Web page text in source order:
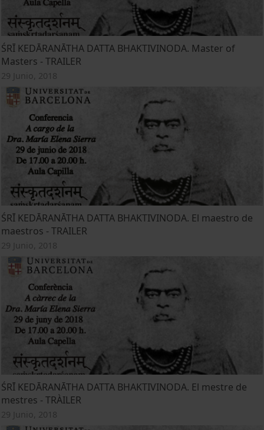
ŚRĪ KEDĀRANĀTHA DATTA BHAKTIVINODA. Master of
Masters - TRAILER
29 Junio, 2018
ŚRĪ KEDĀRANĀTHA DATTA BHAKTIVINODA. El maestro de
maestros - TRAILER
29 Junio, 2018
ŚRĪ KEDĀRANĀTHA DATTA BHAKTIVINODA. El mestre de
mestres - TRÀILER
29 Junio, 2018